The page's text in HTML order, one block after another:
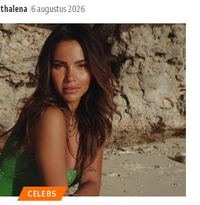
thalena 6 augustus 2026
CELEBS